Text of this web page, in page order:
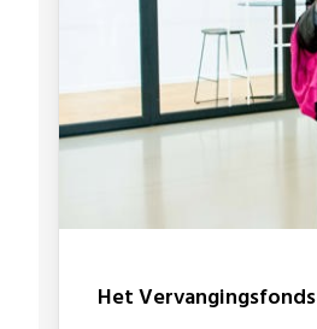
Het Vervangingsfonds